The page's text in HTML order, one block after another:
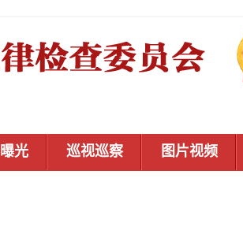
光 巡视巡察 图片视频